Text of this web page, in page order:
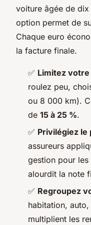
voiture âgée de dix
option permet de
Chaque euro
la facture finale.
✅ Limitez
roulez peu,
ou 8 000 km).
de 15 à 25 %.
✅ Privilégiez le
assureurs
gestion pour les
alourdit la note
✅ Regroupez
habitation,
multiplient les